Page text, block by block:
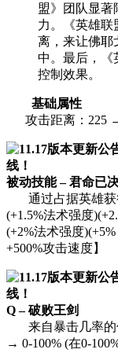
盟》团队显著
力。《英雄联
离，来让佛耶
中。最后，《
控制效果。
基础属性
攻击距离：225
被动技能 – 君命已
通过占据英雄获
(+1.5%法术强度
(+2%法术强度
+500%攻击速度】
Q – 破败王剑
来自暴击几率的
→ 0-100% (在0-